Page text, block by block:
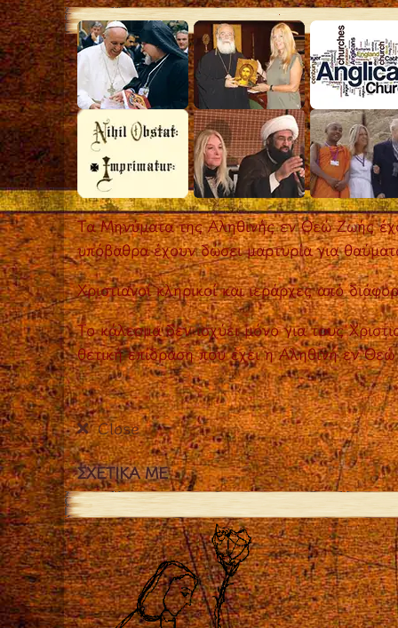
Τα Μηνύματα της Αληθινής εν Θεώ Ζωής
υπόβαθρα έχουν δώσει μαρτυρία για
Χριστιανοί κληρικοί και ιεράρχες από
Το κάλεσμα δεν ισχύει μόνο για τους
θετική επίδραση που έχει η Αληθινή εν
Close
ΣΧΕΤΙΚΑ ΜΕ